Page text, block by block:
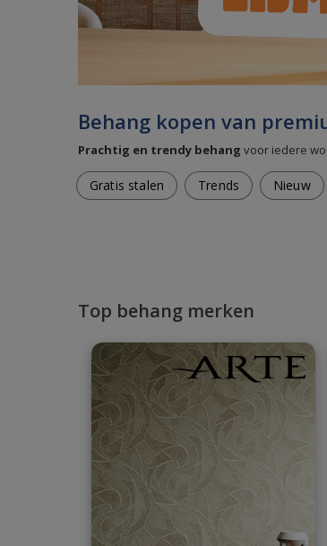
Behang kopen van
Prachtig en trendy behang voor iedere
Gratis stalen Trends Nieuw
Top behang merken